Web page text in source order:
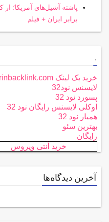
پاشنه آشیل‌های آمریکا؛
برابر ایران + فیلم
.
خرید بک لینک behtarinbacklink.com
لایسنس نود32
پسورد نود 32
اوکلی لایسنس رایگان نود 32
همیار نود 32
بهترین سئو
رایگان
خرید آنتی ویروس
آخرین دیدگاه‌ها